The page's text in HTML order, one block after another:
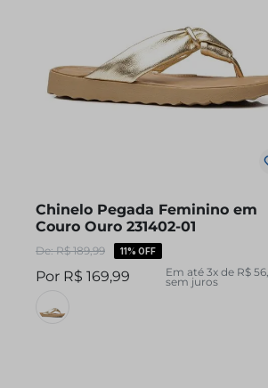
Chinelo Pegada Feminino em
Couro Ouro 231402-01
R$ 189,99 11% OFF
R$ 169,99 Em até 3x de R$ 56
sem juros